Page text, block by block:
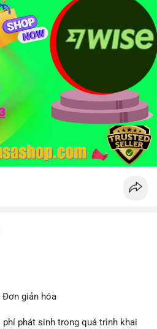
Fear hiện tại có thể là cơ hội
xác nhận dòng tiền.
đủ tại dòng thời gian của Vlike.vn!
#lightningexploit #bybitlazarus
Đơn giản hóa
phát sinh trong quá trình khai